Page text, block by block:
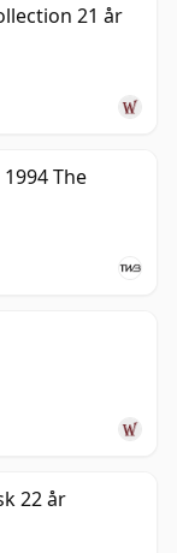
21 år
The
22 år